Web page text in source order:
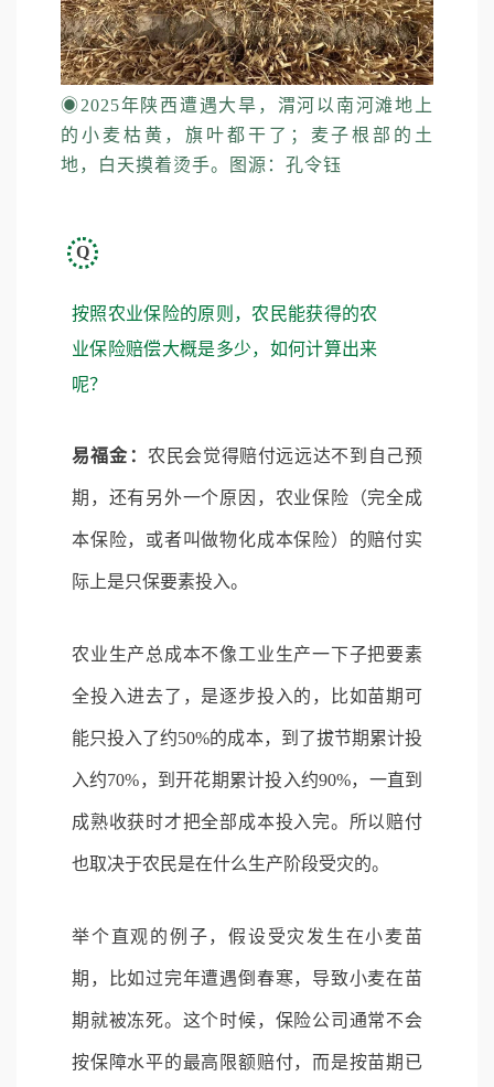
◉2025年陕西遭遇大旱，渭河以南河滩地上
的小麦枯黄，旗叶都干了；麦子根部的土
地，白天摸着烫手。图源：孔令钰
Q
按照农业保险的原则，农民能获得的农
业保险赔偿大概是多少，如何计算出来
呢？
易福金： 农民会觉得赔付远远达不到自己预
期，还有另外一个原因，农业保险（完全成
本保险，或者叫做物化成本保险）的赔付实
际上是只保要素投入。
农业生产总成本不像工业生产一下子把要素
全投入进去了，是逐步投入的，比如苗期可
能只投入了约50%的成本，到了拔节期累计投
入约70%，到开花期累计投入约90%，一直到
成熟收获时才把全部成本投入完。所以赔付
也取决于农民是在什么生产阶段受灾的。
举个直观的例子，假设受灾发生在小麦苗
期，比如过完年遭遇倒春寒，导致小麦在苗
期就被冻死。这个时候，保险公司通常不会
按保障水平的最高限额赔付，而是按苗期已